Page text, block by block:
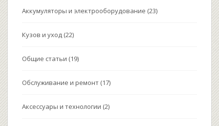
Аккумуляторы и электрооборудование (23)
Кузов и уход (22)
Общие статьи (19)
Обслуживание и ремонт (17)
Аксессуары и технологии (2)